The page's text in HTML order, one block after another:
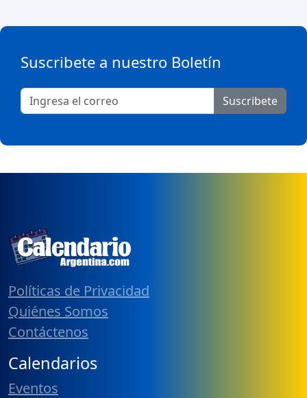
Suscribete a nuestro Boletín
Suscribete
Políticas de Privacidad
Quiénes Somos
Contáctenos
Calendarios
Eventos